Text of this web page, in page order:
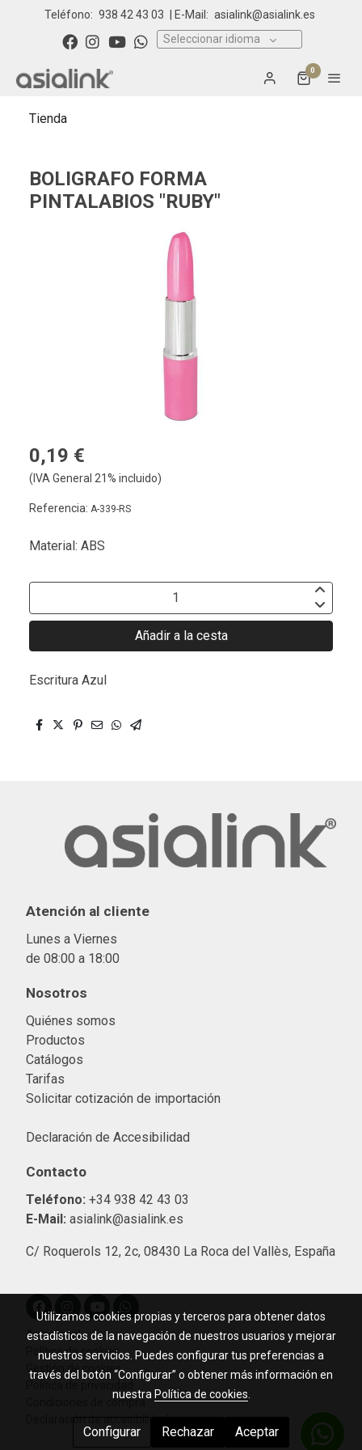
Teléfono: 938 42 43 03 | E-Mail: asialink@asialink.es
Seleccionar idioma
0
Tienda
BOLIGRAFO FORMA
PINTALABIOS "RUBY"
0,19 €
(IVA General 21% incluido)
Referencia: A-339-RS
Material: ABS
Añadir a la cesta
Escritura Azul
Atención al cliente
Lunes a Viernes
de 08:00 a 18:00
Nosotros
Quiénes somos
Productos
Catálogos
Tarifas
Solicitar cotización de importación
Declaración de Accesibilidad
Contacto
Teléfono: +34 938 42 43 03
E-Mail: asialink@asialink.es
C/ Roquerols 12, 2c, 08430 La Roca del Vallès, España
Aviso legal
Política de cookies
Gestión de cookies
Condiciones de compra
Utilizamos cookies propias y terceros para obtener datos
estadísticos de la navegación de nuestros usuarios y mejorar
nuestros servicios. Puedes configurar tus preferencias a
través del botón “Configurar” o obtener más información en
nuestra Política de cookies
Configurar Rechazar Aceptar